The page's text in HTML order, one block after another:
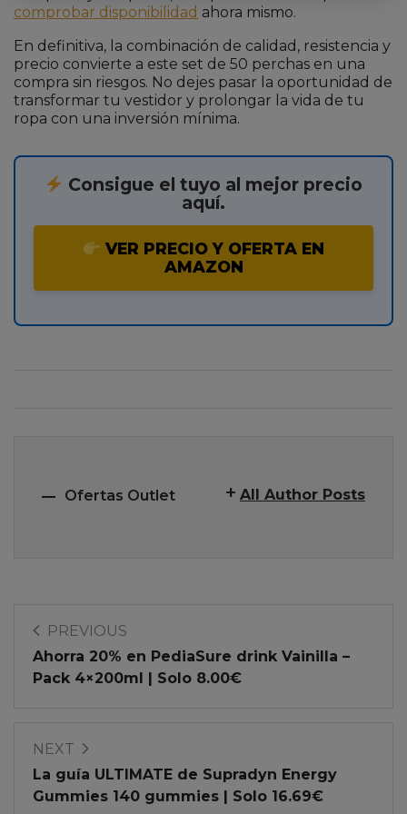
comprobar disponibilidad ahora mismo.
En definitiva, la combinación de calidad, resistencia y
precio convierte a este set de 50 perchas en una
compra sin riesgos. No dejes pasar la oportunidad de
transformar tu vestidor y prolongar la vida de tu
ropa con una inversión mínima.
Consigue el tuyo al mejor precio
aquí.
VER PRECIO Y OFERTA EN
AMAZON
Ofertas Outlet All Author Posts
PREVIOUS
Ahorra 20% en PediaSure drink Vainilla –
Pack 4×200ml | Solo 8.00€
NEXT
La guía ULTIMATE de Supradyn Energy
Gummies 140 gummies | Solo 16.69€